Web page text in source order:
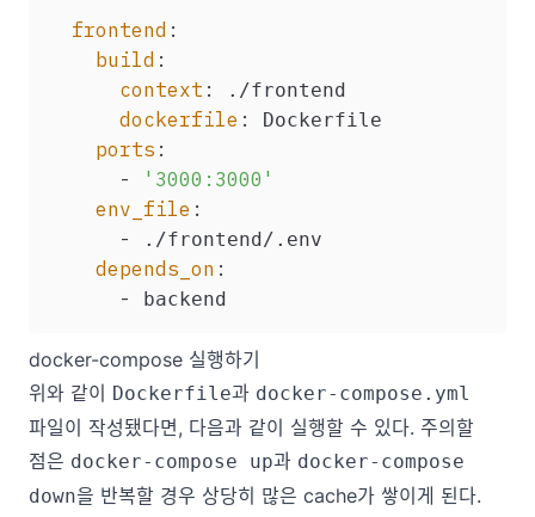
frontend :
build :
context : ./frontend
dockerfile : Dockerfile
ports :
-
'3000:3000'
env_file :
-
./frontend/.env
depends_on :
-
docker-compose 실행하기
위와 같이 Dockerfile과 docker-compose.yml
파일이 작성됐다면, 다음과 같이 실행할 수 있다. 주의할
점은 docker-compose up과 docker-compose
down을 반복할 경우 상당히 많은 cache가 쌓이게 된다.